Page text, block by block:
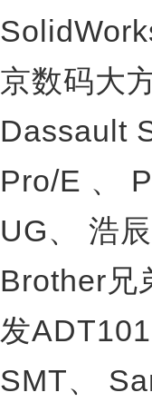
京数码大
Dassault
Pro/E 、
UG、
浩
Brother兄
发
SMT、